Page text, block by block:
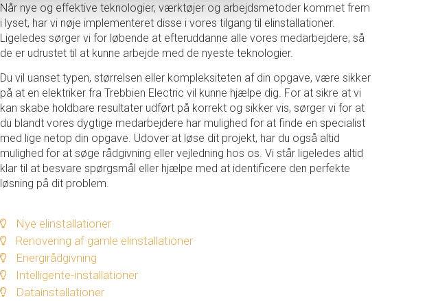
Når nye og effektive teknologier, værktøjer og arbejdsmetoder kommet frem
i lyset, har vi nøje implementeret disse i vores tilgang til elinstallationer.
Ligeledes sørger vi for løbende at efteruddanne alle vores medarbejdere, så
de er udrustet til at kunne arbejde med de nyeste teknologier.
Du vil uanset typen, størrelsen eller kompleksiteten af din opgave, være sikker
på at en elektriker fra Trebbien Electric vil kunne hjælpe dig. For at sikre at vi
kan skabe holdbare resultater udført på korrekt og sikker vis, sørger vi for at
du blandt vores dygtige medarbejdere har mulighed for at finde en specialist
med lige netop din opgave. Udover at løse dit projekt, har du også altid
mulighed for at søge rådgivning eller vejledning hos os. Vi står ligeledes altid
klar til at besvare spørgsmål eller hjælpe med at identificere den perfekte
løsning på dit problem.
Nye elinstallationer
Renovering af gamle elinstallationer
Energirådgivning
Intelligente-installationer
Datainstallationer